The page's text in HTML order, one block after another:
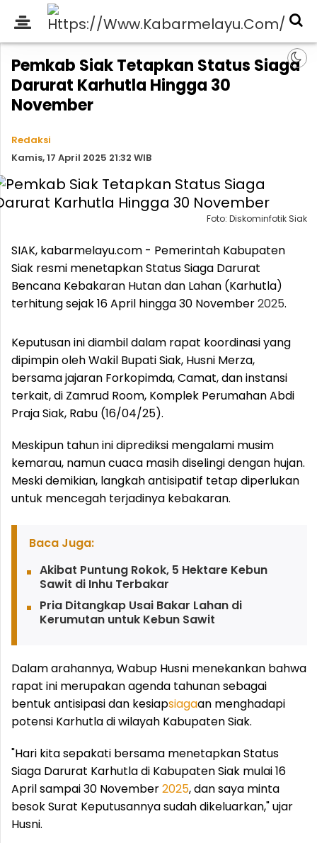
Pemkab Siak Tetapkan Status Siaga
Darurat Karhutla Hingga 30
November
Redaksi
Kamis, 17 April 2025 21:32 WIB
Foto: Diskominfotik Siak
SIAK, kabarmelayu.com - Pemerintah Kabupaten
Siak resmi menetapkan Status Siaga Darurat
Bencana Kebakaran Hutan dan Lahan (Karhutla)
terhitung sejak 16 April hingga 30 November2025.
Keputusan ini diambil dalam rapat koordinasi yang
dipimpin oleh Wakil Bupati Siak, Husni Merza,
bersama jajaran Forkopimda, Camat, dan instansi
terkait, di Zamrud Room, Komplek Perumahan Abdi
Praja Siak, Rabu (16/04/25).
Meskipun tahun ini diprediksi mengalami musim
kemarau, namun cuaca masih diselingi dengan hujan.
Meski demikian, langkah antisipatif tetap diperlukan
untuk mencegah terjadinya kebakaran.
Baca Juga:
Akibat Puntung Rokok, 5 Hektare Kebun
Sawit di Inhu Terbakar
Pria Ditangkap Usai Bakar Lahan di
Kerumutan untuk Kebun Sawit
Dalam arahannya, Wabup Husni menekankan bahwa
rapat ini merupakan agenda tahunan sebagai
bentuk antisipasi dan kesiapsiagaan menghadapi
potensi Karhutla di wilayah Kabupaten Siak.
"Hari kita sepakati bersama menetapkan Status
Siaga Darurat Karhutla di Kabupaten Siak mulai 16
April sampai 30 November2025, dan saya minta
besok Surat Keputusannya sudah dikeluarkan," ujar
Husni.